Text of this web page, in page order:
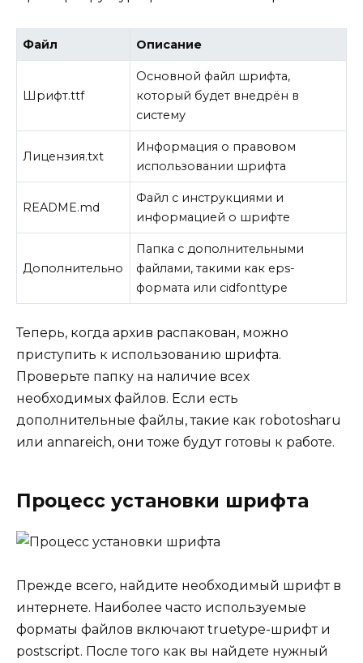
Файл Описание
Шрифт.ttf
Основной файл шрифта,
который будет внедрён в
систему
Лицензия.txt
Информация о правовом
использовании шрифта
README.md
Файл с инструкциями и
информацией о шрифте
Дополнительно
Папка с дополнительными
файлами, такими как eps-
формата или cidfonttype
Теперь, когда архив распакован, можно
приступить к использованию шрифта.
Проверьте папку на наличие всех
необходимых файлов. Если есть
дополнительные файлы, такие как robotosharu
или annareich, они тоже будут готовы к работе.
Процесс установки шрифта
Прежде всего, найдите необходимый шрифт в
интернете. Наиболее часто используемые
форматы файлов включают truetype-шрифт и
postscript. После того как вы найдете нужный